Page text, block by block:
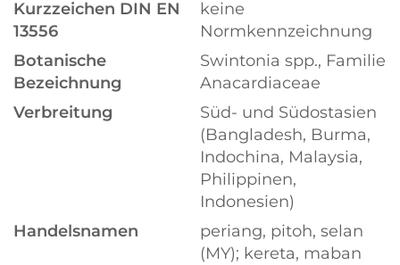
Kurzzeichen DIN EN
13556
keine
Normkennzeichnung
Botanische
Bezeichnung
Swintonia spp., Familie
Anacardiaceae
Verbreitung
Süd- und Südostasien
(Bangladesh, Burma,
Indochina, Malaysia,
Philippinen,
Indonesien)
Handelsnamen
periang, pitoh, selan
(MY); kereta, maban